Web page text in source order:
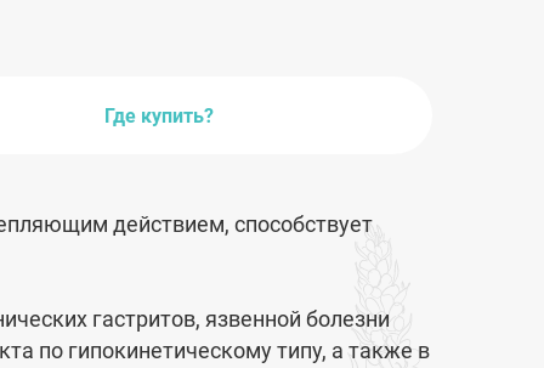
Где купить?
действием, способствует
гастритов, язвенной болезни
по гипокинетическо­му типу, а также в